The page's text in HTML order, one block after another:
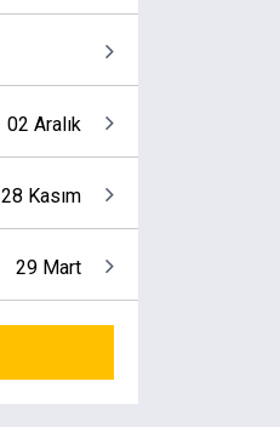
02 Aralık
28 Kasım
29 Mart